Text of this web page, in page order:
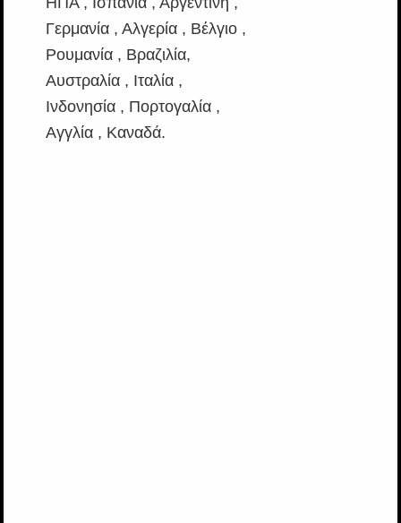
Γερμανία , Αλγερία , Βέλγιο ,
Ρουμανία , Βραζιλία,
Αυστραλία , Ιταλία ,
Ινδονησία , Πορτογαλία ,
Αγγλία , Καναδά.